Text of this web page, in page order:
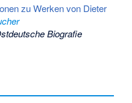
zu Werken von Dieter
Biografie